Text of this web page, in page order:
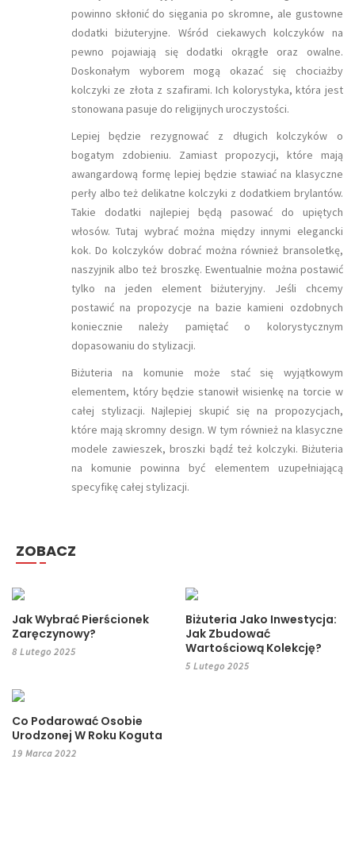
powinno skłonić do sięgania po skromne, ale gustowne
dodatki biżuteryjne. Wśród ciekawych kolczyków na
pewno pojawiają się dodatki okrągłe oraz owalne.
Doskonałym wyborem mogą okazać się chociażby
kolczyki ze złota z szafirami. Ich kolorystyka, która jest
stonowana pasuje do religijnych uroczystości.
Lepiej będzie rezygnować z długich kolczyków o
bogatym zdobieniu. Zamiast propozycji, które mają
awangardową formę lepiej będzie stawiać na klasyczne
perły albo też delikatne kolczyki z dodatkiem brylantów.
Takie dodatki najlepiej będą pasować do upiętych
włosów. Tutaj wybrać można między innymi elegancki
kok. Do kolczyków dobrać można również bransoletkę,
naszyjnik albo też broszkę. Ewentualnie można postawić
tylko na jeden element biżuteryjny. Jeśli chcemy
postawić na propozycje na bazie kamieni ozdobnych
koniecznie należy pamiętać o kolorystycznym
dopasowaniu do stylizacji.
Biżuteria na komunie może stać się wyjątkowym
elementem, który będzie stanowił wisienkę na torcie w
całej stylizacji. Najlepiej skupić się na propozycjach,
które mają skromny design. W tym również na klasyczne
modele zawieszek, broszki bądź też kolczyki. Biżuteria
na komunie powinna być elementem uzupełniającą
specyfikę całej stylizacji.
ZOBACZ
Jak Wybrać Pierścionek
Zaręczynowy?
8 Lutego 2025
Biżuteria Jako Inwestycja:
Jak Zbudować
Wartościową Kolekcję?
5 Lutego 2025
Co Podarować Osobie
Urodzonej W Roku Koguta
19 Marca 2022